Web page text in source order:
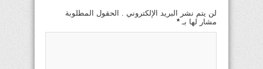
لن يتم نشر البريد الإلكتروني . الحقول المطلوبة
مشار لها بـ *